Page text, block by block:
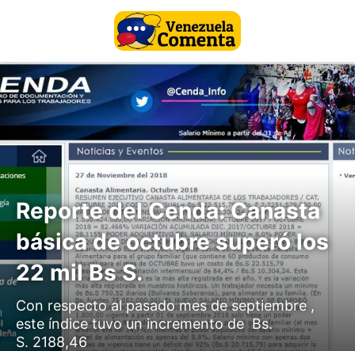
Reporte del Cenda: Canasta
básica de octubre superó los
22 mil Bs S.
Con respecto al pasado mes de septiembre ,
este índice tuvo un incremento de Bs.
S. 2188,46